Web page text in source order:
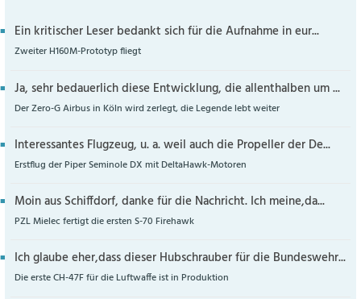
Ein kritischer Leser bedankt sich für die Aufnahme in eur...
Zweiter H160M-Prototyp fliegt
Ja, sehr bedauerlich diese Entwicklung, die allenthalben um ...
Der Zero-G Airbus in Köln wird zerlegt, die Legende lebt weiter
Interessantes Flugzeug, u. a. weil auch die Propeller der De...
Erstflug der Piper Seminole DX mit DeltaHawk-Motoren
Moin aus Schiffdorf, danke für die Nachricht. Ich meine,da...
PZL Mielec fertigt die ersten S-70 Firehawk
Ich glaube eher,dass dieser Hubschrauber für die Bundeswehr...
Die erste CH-47F für die Luftwaffe ist in Produktion